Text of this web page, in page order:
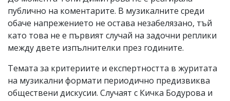
публично на коментарите. В музикалните среди
обаче напрежението не остава незабелязано, тъй
като това не е първият случай на задочни реплики
между двете изпълнителки през годините.
Темата за критериите и експертността в журитата
на музикални формати периодично предизвиква
обществени дискусии. Случаят с Кичка Бодурова и